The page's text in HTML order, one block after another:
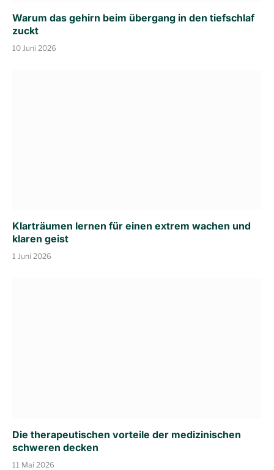
Warum das gehirn beim übergang in den tiefschlaf
zuckt
10 Juni 2026
Klarträumen lernen für einen extrem wachen und
klaren geist
1 Juni 2026
Die therapeutischen vorteile der medizinischen
schweren decken
11 Mai 2026